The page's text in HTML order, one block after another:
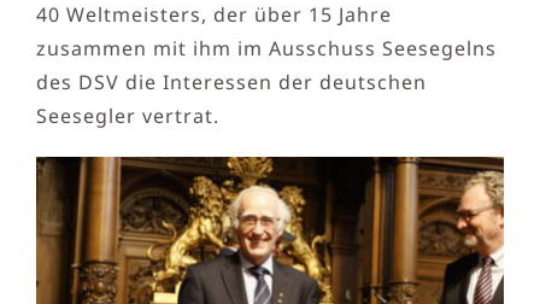
40 Weltmeisters, der über 15 Jahre
zusammen mit ihm im Ausschuss Seesegelns
des DSV die Interessen der deutschen
Seesegler vertrat.